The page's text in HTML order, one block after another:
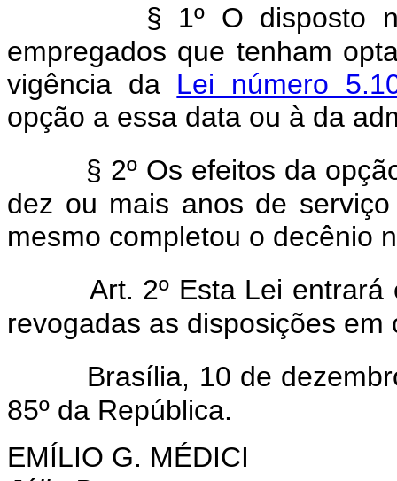
§ 1º O disposto
empregados que tenham
vigência da Lei número
opção a essa data ou à da
§ 2º Os efeitos da
dez ou mais anos de
mesmo completou o decênio
Art. 2º Esta Lei
revogadas as disposições em
Brasília, 10 de
85º da República.
EMÍLIO G. MÉDICI